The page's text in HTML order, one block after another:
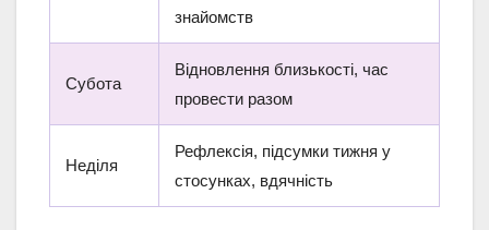
знайомств
Субота
Відновлення близькості, час
провести разом
Неділя
Рефлексія, підсумки тижня у
стосунках, вдячність